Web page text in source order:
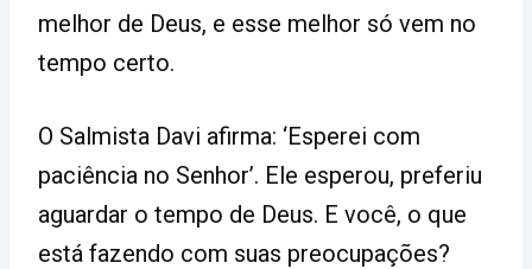
melhor de Deus, e esse melhor só vem no
tempo certo.
O Salmista Davi afirma: ‘Esperei com
paciência no Senhor’. Ele esperou, preferiu
aguardar o tempo de Deus. E você, o que
está fazendo com suas preocupações?